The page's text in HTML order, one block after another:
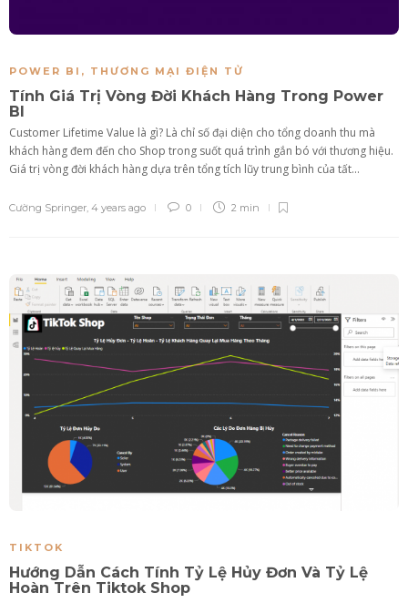
POWER BI , THƯƠNG MẠI ĐIỆN TỬ
Tính Giá Trị Vòng Đời Khách Hàng Trong Power
BI
Customer Lifetime Value là gì? Là chỉ số đại diện cho tổng doanh thu mà
khách hàng đem đến cho Shop trong suốt quá trình gắn bó với thương hiệu.
Giá trị vòng đời khách hàng dựa trên tổng tích lũy trung bình của tất...
Cường Springer, 4 years ago 0 2 min
TIKTOK
Hướng Dẫn Cách Tính Tỷ Lệ Hủy Đơn Và Tỷ Lệ
Hoàn Trên Tiktok Shop